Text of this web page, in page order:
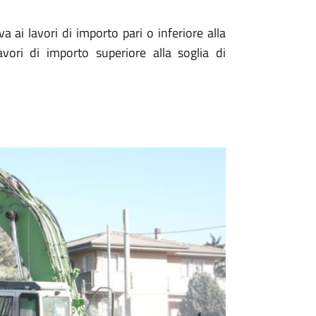
ai lavori di importo pari o inferiore alla
di importo superiore alla soglia di